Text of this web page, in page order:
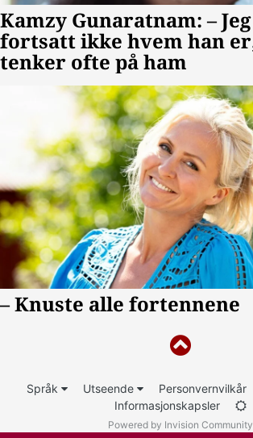
Språk Utseende Personvernvilkår
Informasjonskapsler
Powered by Invision Community